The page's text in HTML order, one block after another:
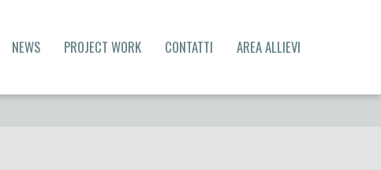
NEWS PROJECT WORK CONTATTI AREA ALLIEVI